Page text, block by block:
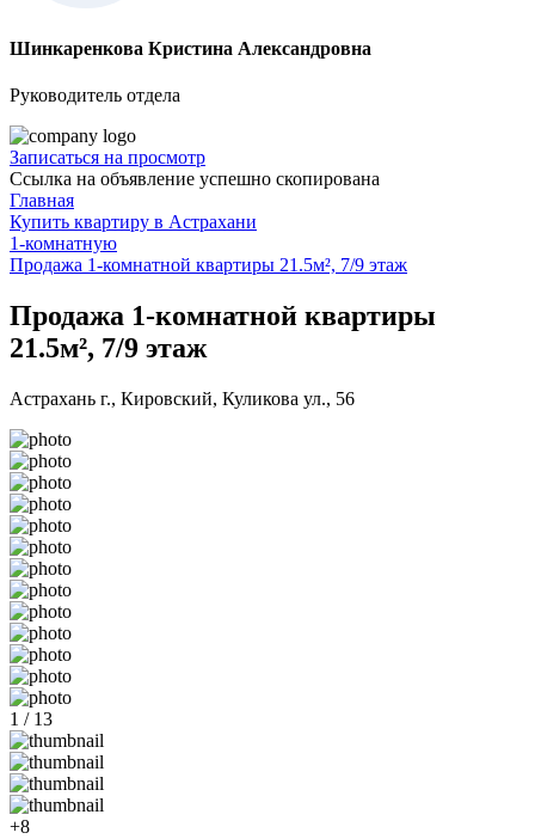
Шинкаренкова Кристина Александровна
Руководитель отдела
Записаться на просмотр
Ссылка на объявление успешно скопирована
Главная
Купить квартиру в Астрахани
1-комнатную
Продажа 1-комнатной квартиры 21.5м², 7/9 этаж
Продажа 1-комнатной квартиры
21.5м², 7/9 этаж
Астрахань г., Кировский, Куликова ул., 56
1 / 13
+8